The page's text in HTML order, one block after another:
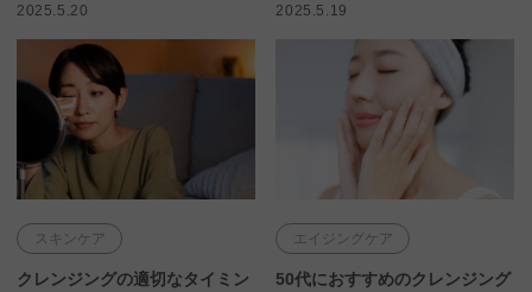
2025.5.20 2025.5.19
スキンケア
クレンジングの適切なタイミン
エイジングケア
50代におすすめのクレンジング